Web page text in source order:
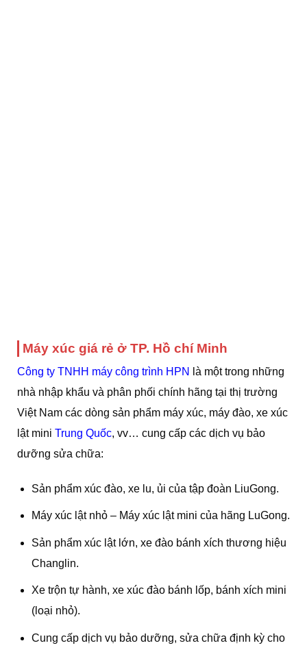
Máy xúc giá rẻ ở TP. Hồ chí Minh
Công ty TNHH máy công trình HPN
là một trong những
nhà nhập khẩu và phân phối chính hãng tại thị trường
Việt Nam các dòng sản phẩm máy xúc, máy đào, xe xúc
lật mini Trung Quốc, vv… cung cấp các dịch vụ bảo
dưỡng sửa chữa:
Sản phẩm xúc đào, xe lu, ủi của tập đoàn LiuGong.
Máy xúc lật nhỏ – Máy xúc lật mini của hãng LuGong.
Sản phẩm xúc lật lớn, xe đào bánh xích thương hiệu
Changlin.
Xe trộn tự hành, xe xúc đào bánh lốp, bánh xích mini
(loại nhỏ).
Cung cấp dịch vụ bảo dưỡng, sửa chữa định kỳ cho